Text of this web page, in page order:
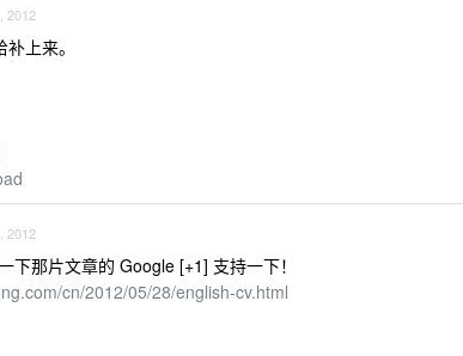
2012
上来。
2012
下那片文章的 Google [+1] 支持一下！
cn/2012/05/28/english-cv.html